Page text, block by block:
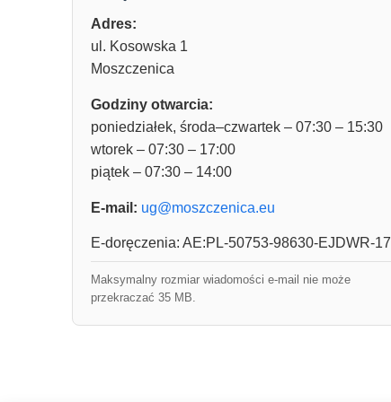
Adres:
ul. Kosowska 1
Moszczenica
Godziny otwarcia:
poniedziałek, środa–czwartek – 07:30 – 15:30
wtorek – 07:30 – 17:00
piątek – 07:30 – 14:00
E-mail: ug@moszczenica.eu
E-doręczenia: AE:PL-50753-98630-EJDWR-17
Maksymalny rozmiar wiadomości e-mail nie może
przekraczać 35 MB.